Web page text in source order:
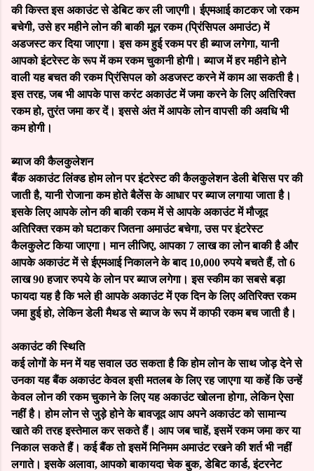
की किस्त इस अकाउंट से डेबिट कर ली जाएगी। ईएमआई काटकर जो रकम
बचेगी, उसे हर महीने लोन की बाकी मूल रकम (प्रिंसिपल अमाउंट) में
अडजस्ट कर दिया जाएगा। इस कम हुई रकम पर ही ब्याज लगेगा, यानी
आपको इंटरेस्ट के रूप में कम रकम चुकानी होगी। ब्याज में हर महीने होने
वाली यह बचत की रकम प्रिंसिपल को अडजस्ट करने में काम आ सकती है।
इस तरह, जब भी आपके पास करंट अकाउंट में जमा करने के लिए अतिरिक्त
रकम हो, तुरंत जमा कर दें। इससे अंत में आपके लोन वापसी की अवधि भी
कम होगी।
ब्याज की कैलकुलेशन
बैंक अकाउंट लिंक्ड होम लोन पर इंटरेस्ट की कैलकुलेशन डेली बेसिस पर की
जाती है, यानी रोजाना कम होते बैलेंस के आधार पर ब्याज लगाया जाता है।
इसके लिए आपके लोन की बाकी रकम में से आपके अकाउंट में मौजूद
अतिरिक्त रकम को घटाकर जितना अमाउंट बचेगा, उस पर इंटरेस्ट
कैलकुलेट किया जाएगा। मान लीजिए, आपका 7 लाख का लोन बाकी है और
आपके अकाउंट में से ईएमआई निकालने के बाद 10,000 रुपये बचते हैं, तो 6
लाख 90 हजार रुपये के लोन पर ब्याज लगेगा। इस स्कीम का सबसे बड़ा
फायदा यह है कि भले ही आपके अकाउंट में एक दिन के लिए अतिरिक्त रकम
जमा हुई हो, लेकिन डेली मैथड से ब्याज के रूप में काफी रकम बच जाती है।
अकाउंट की स्थिति
कई लोगों के मन में यह सवाल उठ सकता है कि होम लोन के साथ जोड़ देने से
उनका यह बैंक अकाउंट केवल इसी मतलब के लिए रह जाएगा या कहें कि उन्हें
केवल लोन की रकम चुकाने के लिए यह अकाउंट खोलना होगा, लेकिन ऐसा
नहीं है। होम लोन से जुड़े होने के बावजूद आप अपने अकाउंट को सामान्य
खाते की तरह इस्तेमाल कर सकते हैं। आप जब चाहें, इसमें रकम जमा कर या
निकाल सकते हैं। कई बैंक तो इसमें मिनिमम अमाउंट रखने की शर्त भी नहीं
लगाते। इसके अलावा, आपको बाकायदा चेक बुक, डेबिट कार्ड, इंटरनेट